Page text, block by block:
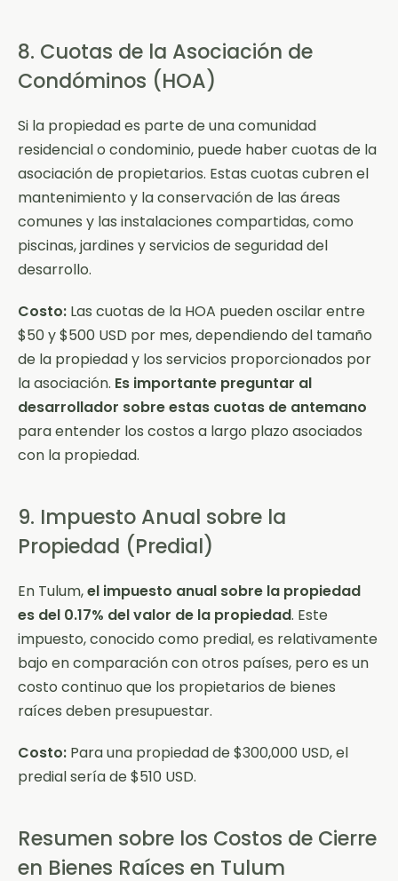
8. Cuotas de la Asociación de
Condóminos (HOA)
Si la propiedad es parte de una comunidad
residencial o condominio, puede haber cuotas de la
asociación de propietarios. Estas cuotas cubren el
mantenimiento y la conservación de las áreas
comunes y las instalaciones compartidas, como
piscinas, jardines y servicios de seguridad del
desarrollo.
Costo: Las cuotas de la HOA pueden oscilar entre
$50 y $500 USD por mes, dependiendo del tamaño
de la propiedad y los servicios proporcionados por
la asociación. Es importante preguntar al
desarrollador sobre estas cuotas de antemano
para entender los costos a largo plazo asociados
con la propiedad.
9. Impuesto Anual sobre la
Propiedad (Predial)
En Tulum,el impuesto anual sobre la propiedad
es del 0.17% del valor de la propiedad. Este
impuesto, conocido como predial, es relativamente
bajo en comparación con otros países, pero es un
costo continuo que los propietarios de bienes
raíces deben presupuestar.
Costo: Para una propiedad de $300,000 USD, el
predial sería de $510 USD.
Resumen sobre los Costos de Cierre
en Bienes Raíces en Tulum